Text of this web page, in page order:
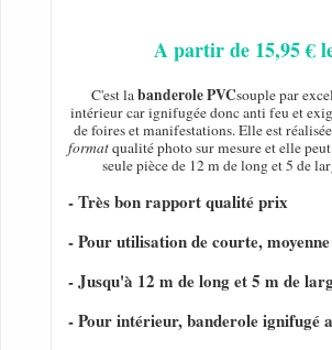
A partir de 15,95 €
C'est labanderole PVCsouple par
intérieur car ignifugée donc anti feu et
de foires et manifestations. Elle est
formatqualité photo sur mesure et elle
seule pièce de 12 m de long et 5 de
- Très bon rapport qualité prix
- Pour utilisation de courte,
- Jusqu'à 12 m de long et 5 m de
- Pour intérieur, banderole ignifugé